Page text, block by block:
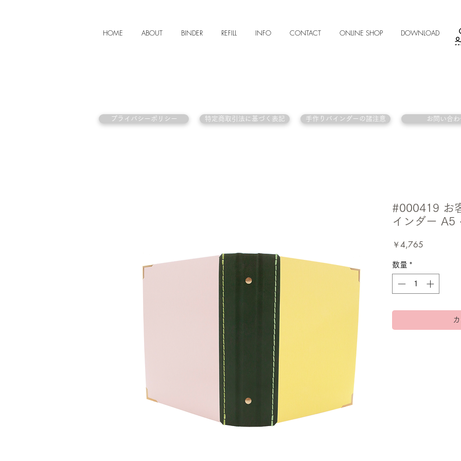
HOME ABOUT BINDER REFILL INFO CONTACT ONLINE SHOP DOWNLOAD
#000419 お
インダー A5
￥4,765
数量 *
プライバシーポリシー 特定商取引法に基づく表記 手作りバインダーの諸注意 お問い合わ